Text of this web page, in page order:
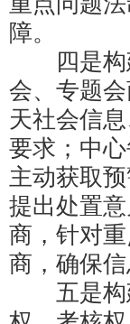
障。
四是构建
会、专题
天社会信
要求；中
主动获取
提出处置
商，针对
商，确保
五是构建